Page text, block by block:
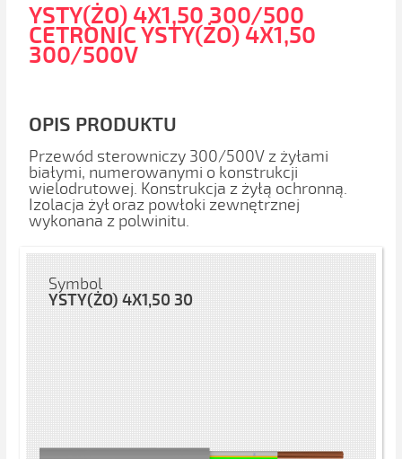
YSTY(ŻO) 4X1,50 300/500
CETRONIC YSTY(ŻO) 4X1,50
300/500V
OPIS PRODUKTU
Przewód sterowniczy 300/500V z żyłami
białymi, numerowanymi o konstrukcji
wielodrutowej. Konstrukcja z żyłą ochronną.
Izolacja żył oraz powłoki zewnętrznej
wykonana z polwinitu.
Symbol
YSTY(ŻO) 4X1,50 30